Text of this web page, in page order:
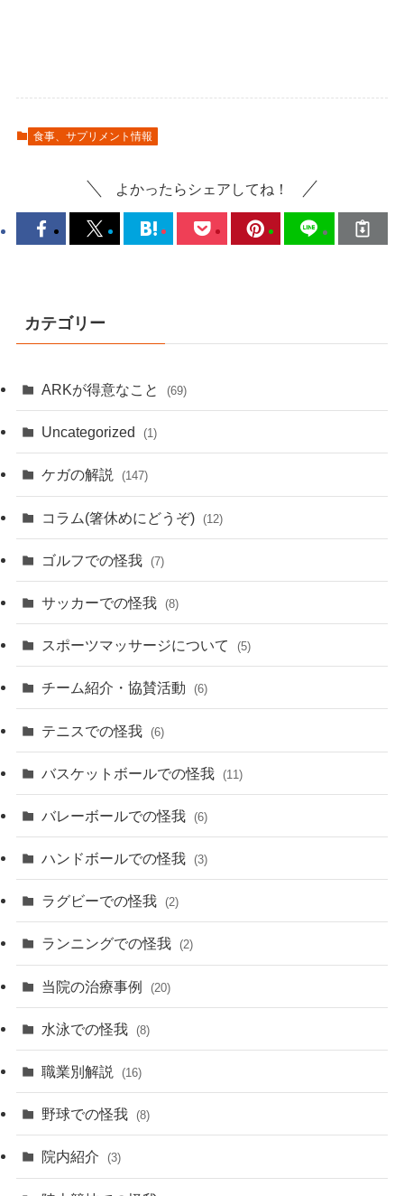
食事、サプリメント情報
よかったらシェアしてね！
カテゴリー
ARKが得意なこと (69)
Uncategorized (1)
ケガの解説 (147)
コラム(箸休めにどうぞ) (12)
ゴルフでの怪我 (7)
サッカーでの怪我 (8)
スポーツマッサージについて (5)
チーム紹介・協賛活動 (6)
テニスでの怪我 (6)
バスケットボールでの怪我 (11)
バレーボールでの怪我 (6)
ハンドボールでの怪我 (3)
ラグビーでの怪我 (2)
ランニングでの怪我 (2)
当院の治療事例 (20)
水泳での怪我 (8)
職業別解説 (16)
野球での怪我 (8)
院内紹介 (3)